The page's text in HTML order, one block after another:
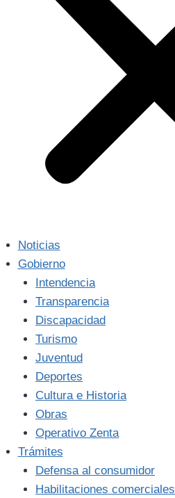
Noticias
Gobierno
Intendencia
Transparencia
Discapacidad
Turismo
Juventud
Deportes
Cultura e Historia
Obras
Operativo Zenta
Trámites
Defensa al consumidor
Habilitaciones comerciales